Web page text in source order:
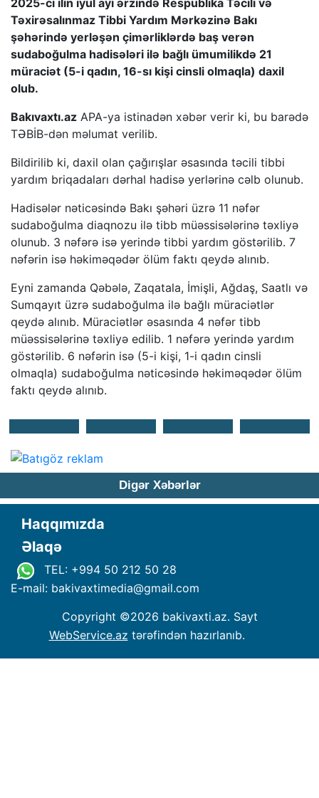
2025-ci ilin iyul ayı ərzində Respublika Təcili və
Təxirəsalınmaz Tibbi Yardım Mərkəzinə Bakı
şəhərində yerləşən çimərliklərdə baş verən
sudaboğulma hadisələri ilə bağlı ümumilikdə 21
müraciət (5-i qadın, 16-sı kişi cinsli olmaqla) daxil
olub.
Bakıvaxtı.az APA-ya istinadən xəbər verir ki, bu barədə
TƏBİB-dən məlumat verilib.
Bildirilib ki, daxil olan çağırışlar əsasında təcili tibbi
yardım briqadaları dərhal hadisə yerlərinə cəlb olunub.
Hadisələr nəticəsində Bakı şəhəri üzrə 11 nəfər
sudaboğulma diaqnozu ilə tibb müəssisələrinə təxliyə
olunub. 3 nəfərə isə yerində tibbi yardım göstərilib. 7
nəfərin isə həkiməqədər ölüm faktı qeydə alınıb.
Eyni zamanda Qəbələ, Zaqatala, İmişli, Ağdaş, Saatlı və
Sumqayıt üzrə sudaboğulma ilə bağlı müraciətlər
qeydə alınıb. Müraciətlər əsasında 4 nəfər tibb
müəssisələrinə təxliyə edilib. 1 nəfərə yerində yardım
göstərilib. 6 nəfərin isə (5-i kişi, 1-i qadın cinsli
olmaqla) sudaboğulma nəticəsində həkiməqədər ölüm
faktı qeydə alınıb.
Digər Xəbərlər
Haqqımızda
Əlaqə
TEL: +994 50 212 50 28
E-mail: bakivaxtimedia@gmail.com
Copyright ©2026 bakivaxti.az. Sayt
WebService.az tərəfindən hazırlanıb.